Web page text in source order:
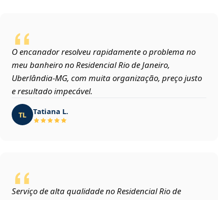
O encanador resolveu rapidamente o problema no
meu banheiro no Residencial Rio de Janeiro,
Uberlândia‑MG, com muita organização, preço justo
e resultado impecável.
TL Tatiana L.
Serviço de alta qualidade no Residencial Rio de